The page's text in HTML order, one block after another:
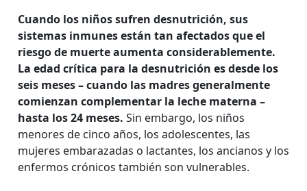
Cuando los niños sufren desnutrición, sus
sistemas inmunes están tan afectados que el
riesgo de muerte aumenta considerablemente.
La edad crítica para la desnutrición es desde los
seis meses – cuando las madres generalmente
comienzan complementar la leche materna –
hasta los 24 meses. Sin embargo, los niños
menores de cinco años, los adolescentes, las
mujeres embarazadas o lactantes, los ancianos y los
enfermos crónicos también son vulnerables.